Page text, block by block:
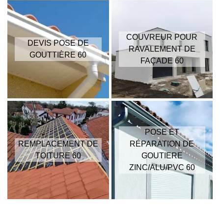
DEVIS POSE DE
GOUTTIÈRE 60
COUVREUR POUR
RAVALEMENT DE
FAÇADE 60
REMPLACEMENT DE
TOITURE 60
POSE ET
RÉPARATION DE
GOUTIERE
ZINC/ALU/PVC 60